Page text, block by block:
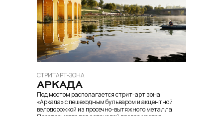
СТРИТАРТ-ЗОНА
АРКАДА
Под мостом располагается стрит-арт зона
«Аркада» с пешеходным бульваром и акцентной
велодорожкой из просечно-вытяжного металла.